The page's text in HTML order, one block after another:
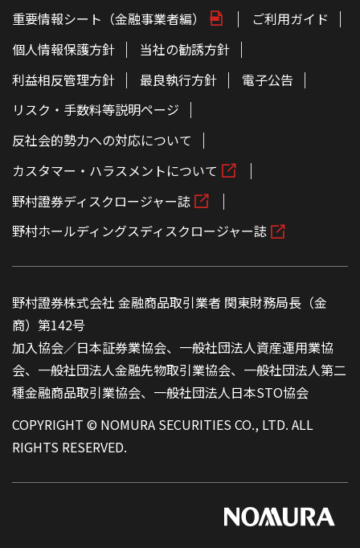
重要情報シート（金融事業者編）
ご利用ガイド
個人情報保護方針
当社の勧誘方針
利益相反管理方針
最良執行方針
電子公告
リスク・手数料等説明ページ
反社会的勢力への対応について
カスタマー・ハラスメントについて
野村證券ディスクロージャー誌
野村ホールディングスディスクロージャー誌
野村證券株式会社 金融商品取引業者 関東財務局長（金
商）第142号
加入協会／日本証券業協会、一般社団法人資産運用業協
会、一般社団法人金融先物取引業協会、一般社団法人第二
種金融商品取引業協会、一般社団法人日本STO協会
COPYRIGHT © NOMURA SECURITIES CO., LTD. ALL
RIGHTS RESERVED.